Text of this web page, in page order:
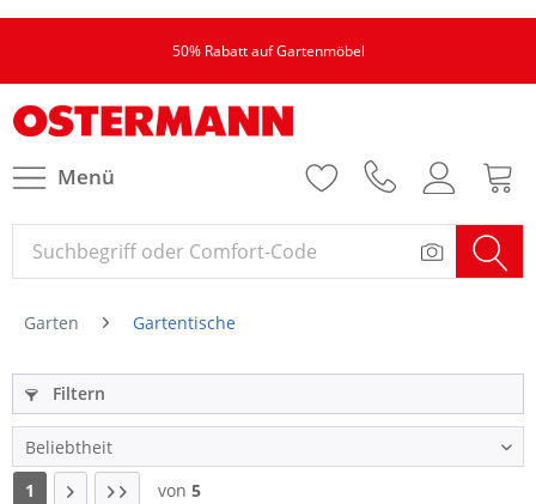
50% Rabatt auf Gartenmöbel
Menü
Garten Gartentische
Filtern
1 von 5